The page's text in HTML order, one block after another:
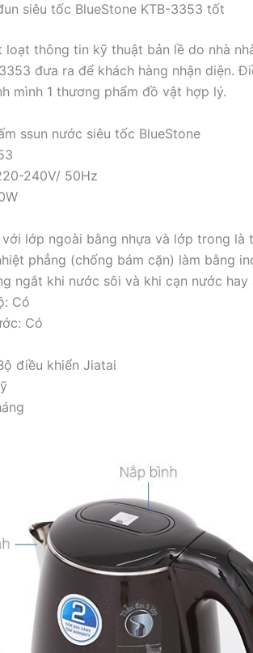
siêu tốc BlueStone KTB-3353 tốt
thông tin kỹ thuật bản lề do nhà
đưa ra để khách hàng nhận diện.
mình 1 thương phẩm đồ vật hợp lý.
ssun nước siêu tốc BlueStone
240V/ 50Hz
lớp ngoài bằng nhựa và lớp trong là
phẳng (chống bám cặn) làm bằng
ngắt khi nước sôi và khi cạn nước hay
Có
Có
điều khiển Jiatai